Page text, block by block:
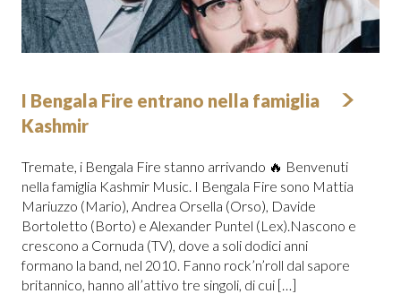
I Bengala Fire entrano nella famiglia
Kashmir
Tremate, i Bengala Fire stanno arrivando 🔥 Benvenuti
nella famiglia Kashmir Music. I Bengala Fire sono Mattia
Mariuzzo (Mario), Andrea Orsella (Orso), Davide
Bortoletto (Borto) e Alexander Puntel (Lex).Nascono e
crescono a Cornuda (TV), dove a soli dodici anni
formano la band, nel 2010. Fanno rock’n’roll dal sapore
britannico, hanno all’attivo tre singoli, di cui […]